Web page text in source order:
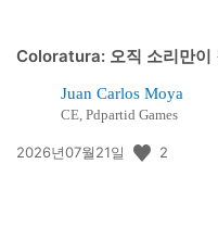
Coloratura: 오직 소리만이
Juan Carlos Moya
CE, Pdpartid Games
공
2026년07월21일 2